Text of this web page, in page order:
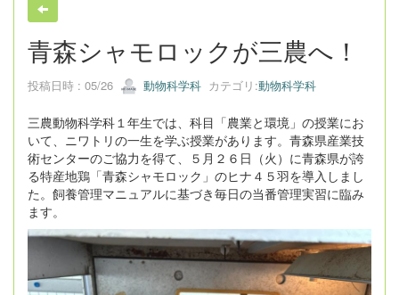
青森シャモロックが三農へ！
投稿日時 : 05/26 動物科学科 カテゴリ:動物科学科
三農動物科学科１年生では、科目「農業と環境」の授業にお
いて、ニワトリの一生を学ぶ授業があります。青森県産業技
術センターのご協力を得て、５月２６日（火）に青森県が誇
る特産地鶏「青森シャモロック」のヒナ４５羽を導入しまし
た。飼養管理マニュアルに基づき毎日の当番管理実習に臨み
ます。